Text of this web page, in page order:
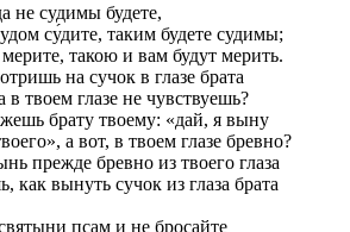
не судимы будете,
су́дите, таким будете судимы;
такою и вам будут мерить.
на сучок в глазе брата
в твоем глазе не чувствуешь?
брату твоему: «дай, я выну
а вот, в твоем глазе бревно?
прежде бревно из твоего глаза
как вынуть сучок из глаза брата
псам и не бросайте